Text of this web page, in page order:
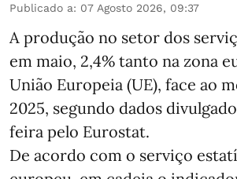
Publicado a: 07 Agosto 2026, 09:37
A produção no setor dos
em maio, 2,4% tanto na zona
União Europeia (UE), face ao
2025, segundo dados
feira pelo Eurostat.
De acordo com o serviço